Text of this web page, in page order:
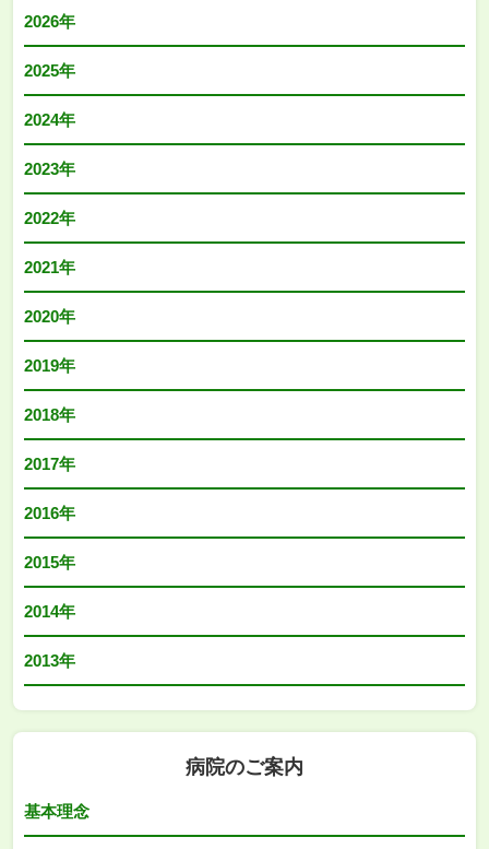
2026年
2025年
2024年
2023年
2022年
2021年
2020年
2019年
2018年
2017年
2016年
2015年
2014年
2013年
病院のご案内
基本理念